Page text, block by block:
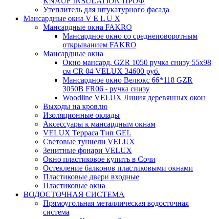
Утеплитель для штукатурного фасада
Мансардные окна V E L U X
Мансардные окна FAKRO
Мансардное окно со среднеповоротным
открыванием FAKRO
Мансардные окна
Окно мансард. GZR 1050 ручка снизу 55х98
см CR 04 VELUX 34600 руб.
Мансардное окно Велюкс 66*118 GZR
3050B FR06 - ручка снизу
Woodline VELUX Линия деревянных окон
Выходы на кровлю
Изоляционные оклады
Аксессуары к мансардным окнам
VELUX Терраса Тип GEL
Световые туннели VELUX
Зенитные фонари VELUX
Окно пластиковое купить в Сочи
Остекление балконов пластиковыми окнами
Пластиковые двери входные
Пластиковые окна
ВОДОСТОЧНАЯ СИСТЕМА
Прямоугольная металлическая водосточная
система